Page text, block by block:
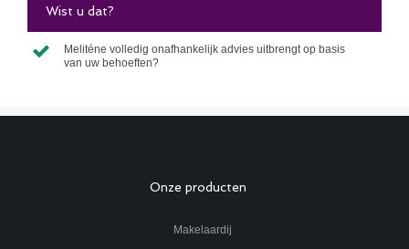
Wist u dat?
Meliténe volledig onafhankelijk advies uitbrengt op basis
van uw behoeften?
Onze producten
Makelaardij